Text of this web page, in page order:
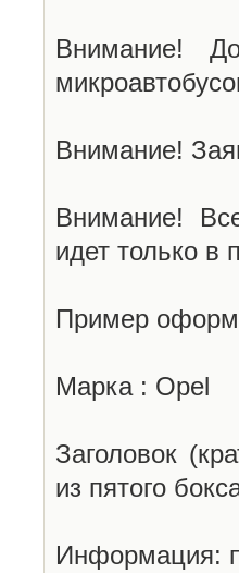
Внимание!
Внимание!
Внимание!
идет только в
Пример
Марка : Opel
Заголовок
из пятого
Информация: